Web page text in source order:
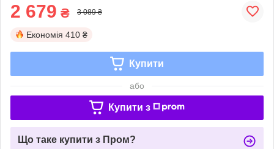
2 679 ₴ 3 089 ₴
Економія 410 ₴
Купити
або
Купити з
Що таке купити з Пром?